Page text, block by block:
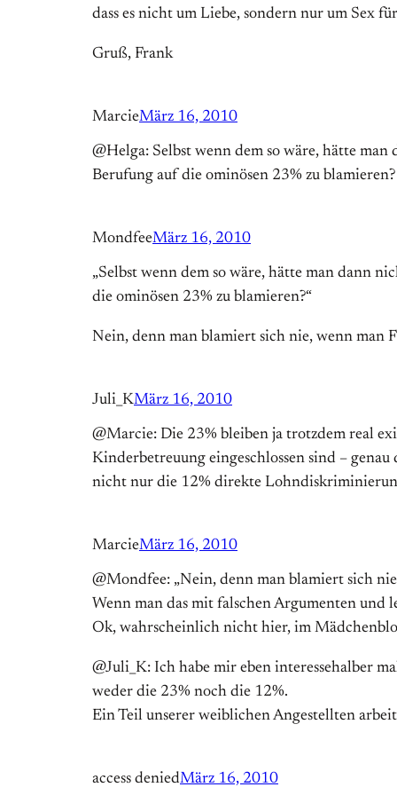
dass es nicht um Liebe, sondern nur um Sex
Gruß, Frank
MarcieMärz 16, 2010
@Helga: Selbst wenn dem so wäre, hätte
Berufung auf die ominösen 23% zu blamieren?
MondfeeMärz 16, 2010
„Selbst wenn dem so wäre, hätte man dann
die ominösen 23% zu blamieren?“
Nein, denn man blamiert sich nie, wenn man
Juli_KMärz 16, 2010
@Marcie: Die 23% bleiben ja trotzdem real
Kinderbetreuung eingeschlossen sind –
nicht nur die 12% direkte
MarcieMärz 16, 2010
@Mondfee: „Nein, denn man blamiert sich
Wenn man das mit falschen Argumenten
Ok, wahrscheinlich nicht hier, im
@Juli_K: Ich habe mir eben interessehalber
weder die 23% noch die 12%.
Ein Teil unserer weiblichen Angestellten
access deniedMärz 16, 2010